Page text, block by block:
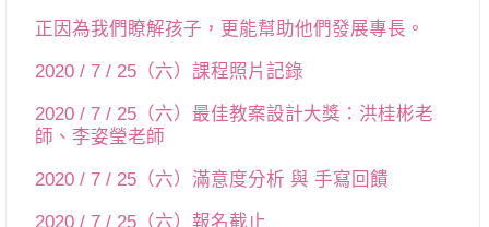
正因為我們瞭解孩子，更能幫助他們發展專長。
2020 / 7 / 25（六）課程照片記錄
2020 / 7 / 25（六）最佳教案設計大獎：洪桂彬老
師、李姿瑩老師
2020 / 7 / 25（六）滿意度分析 與 手寫回饋
2020 / 7 / 25（六）報名截止